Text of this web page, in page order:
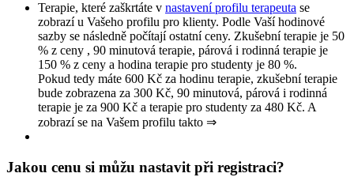
Terapie, které zaškrtáte v nastavení profilu terapeuta se
zobrazí u Vašeho profilu pro klienty. Podle Vaší hodinové
sazby se následně počítají ostatní ceny. Zkušební terapie je 50
% z ceny , 90 minutová terapie, párová i rodinná terapie je
150 % z ceny a hodina terapie pro studenty je 80 %.
Pokud tedy máte 600 Kč za hodinu terapie, zkušební terapie
bude zobrazena za 300 Kč, 90 minutová, párová i rodinná
terapie je za 900 Kč a terapie pro studenty za 480 Kč. A
zobrazí se na Vašem profilu takto ⇒
Jakou cenu si můžu nastavit při registraci?